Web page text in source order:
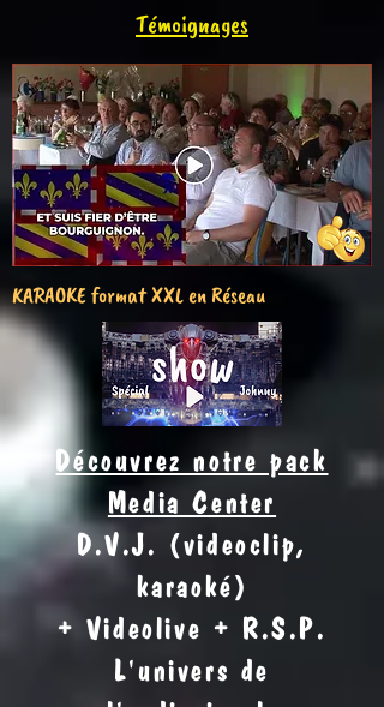
Témoignages
KARAOKE format XXL en Réseau
Découvrez notre pack
Media Center
D.V.J. (videoclip,
karaoké)
+ Videolive + R.S.P.
L'univers de